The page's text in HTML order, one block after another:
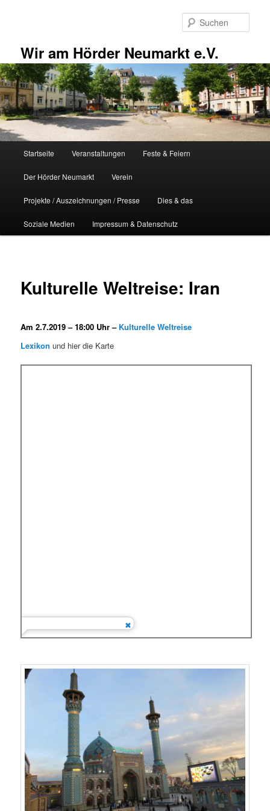
Wir am Hörder Neumarkt e.V.
Startseite Veranstaltungen Feste & Feiern
Der Hörder Neumarkt Verein
Projekte / Auszeichnungen / Presse Dies & das
Soziale Medien Impressum & Datenschutz
Kulturelle Weltreise: Iran
Am 2.7.2019 – 18:00 Uhr – Kulturelle Weltreise
Lexikon und hier die Karte